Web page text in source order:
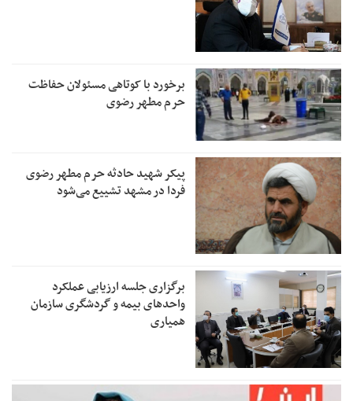
برخورد با کوتاهی مسئولان حفاظت
حرم مطهر رضوی
پیکر شهید حادثه حرم مطهر رضوی
فردا در مشهد تشییع می‌شود
برگزاری جلسه ارزیابی عملکرد
واحدهای بیمه و گردشگری سازمان
همیاری